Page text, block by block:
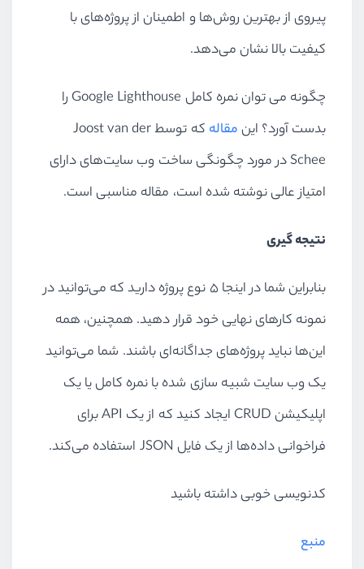
پیروی از بهترین روش‌ها و اطمینان از پروژ‌ه‌های با
کیفیت بالا نشان می‌دهد.
چگونه می توان نمره کامل Google Lighthouseرا
بدست آورد؟ این مقاله که توسطJoost van der
Scheeدر مورد چگونگی ساخت وب سایت‌های دارای
امتیاز عالی نوشته شده است، مقاله مناسبی است.
نتیجه گیری
بنابراین شما در اینجا ۵ نوع پروژه دارید که می‌توانید در
نمونه کارهای نهایی خود قرار دهید. همچنین، همه
این‌ها نباید پروژه‌های جداگانه‌ای باشند. شما می‌توانید
یک وب سایت شبیه سازی شده با نمره کامل یا یک
اپلیکیشن CRUDایجاد کنید که از یک APIبرای
فراخوانی داده‌ها از یک فایل JSON استفاده می‌کند.
کدنویسی خوبی داشته باشید
منبع